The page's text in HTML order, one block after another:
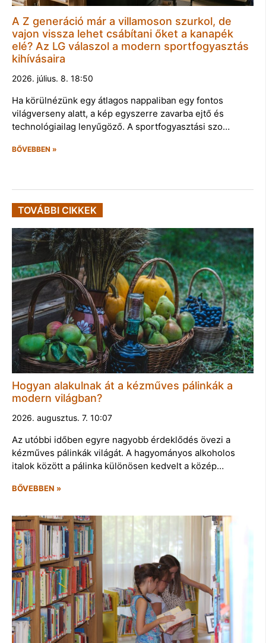
A Z generáció már a villamoson szurkol, de
vajon vissza lehet csábítani őket a kanapék
elé? Az LG válaszol a modern sportfogyasztás
kihívásaira
2026. július. 8. 18:50
Ha körülnézünk egy átlagos nappaliban egy fontos
világverseny alatt, a kép egyszerre zavarba ejtő és
technológiailag lenyűgöző. A sportfogyasztási szo…
BŐVEBBEN »
TOVÁBBI CIKKEK
Hogyan alakulnak át a kézműves pálinkák a
modern világban?
2026. augusztus. 7. 10:07
Az utóbbi időben egyre nagyobb érdeklődés övezi a
kézműves pálinkák világát. A hagyományos alkoholos
italok között a pálinka különösen kedvelt a közép…
BŐVEBBEN »